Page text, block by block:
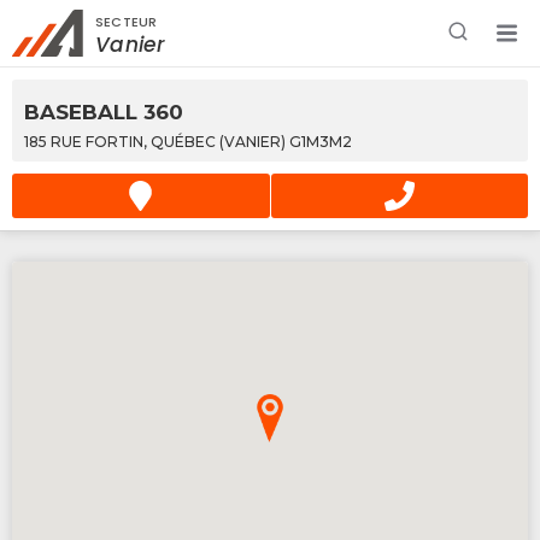
Rechercher à proximité - Entreprise / Rabais /
Services
SECTEUR
Vanier
BASEBALL 360
185 RUE FORTIN, QUÉBEC (VANIER) G1M3M2